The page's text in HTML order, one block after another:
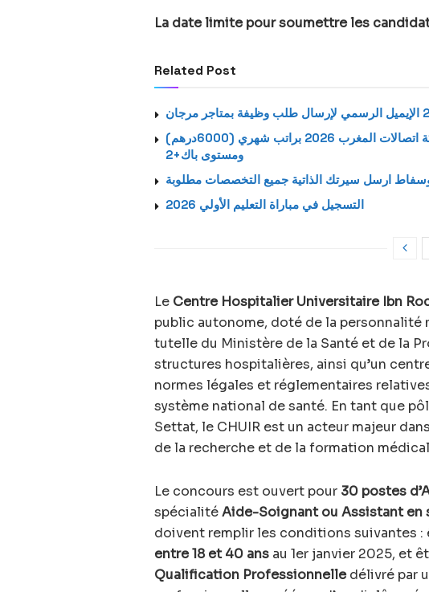
La date limite pour soumettre les
Related Post
استمارة الترشيح الرسمية لتوظيف بالشركة اتصالات المغرب 2026 براتب شهري (6000درهم)
ومستوى باك+2
ارسل سيرتك الذاتية جميع التخصصات مطلوبة
التسجيل في مباراة التعليم الأولي 2026
Le Centre Hospitalier Universitaire Ibn
public autonome, doté de la personnalité
tutelle du Ministère de la Santé et de la
structures hospitalières, ainsi qu’un
normes légales et réglementaires
système national de santé. En tant que
Settat, le CHUIR est un acteur majeur
de la recherche et de la formation
Le concours est ouvert pour 30 postes
spécialitéAide-Soignant ou Assistant
doivent remplir les conditions suivantes :
entre 18 et 40 ans au 1er janvier 2025, et
Qualification Professionnelledélivré par